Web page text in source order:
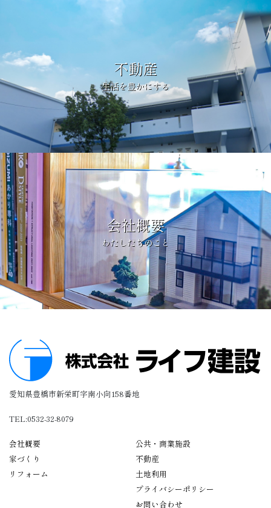
不動産
生活を豊かにする
会社概要
わたしたちのこと
愛知県豊橋市新栄町字南小向158番地
TEL:0532-32-8079
会社概要
家づくり
リフォーム
公共・商業施設
不動産
土地利用
プライバシーポリシー
お問い合わせ